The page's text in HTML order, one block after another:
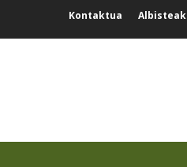
Kontaktua Albisteak
GURE INGURUA